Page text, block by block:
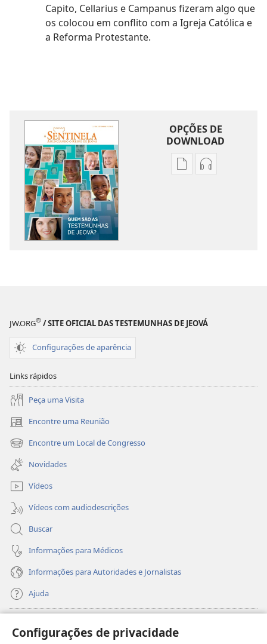
Configurações de privacidade
Capito, Cellarius e Campanus fizeram algo que
os colocou em conflito com a Igreja Católica e
a Reforma Protestante.
OPÇÕES DE
DOWNLOAD
Opções
de
Opções
de
JW.ORG® / SITE OFICIAL DAS TESTEMUNHAS DE JEOVÁ
Configurações de aparência
Links rápidos
Peça uma Visita
Encontre uma Reunião
(abre
nova
janela)
Encontre um Local de Congresso
(abre
nova
janela)
Novidades
Vídeos
Vídeos com audiodescrições
Buscar
Informações para Médicos
Informações para Autoridades e Jornalistas
Ajuda
(abre
nova